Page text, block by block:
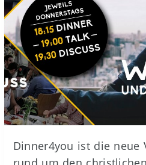
Dinner4you ist die neue